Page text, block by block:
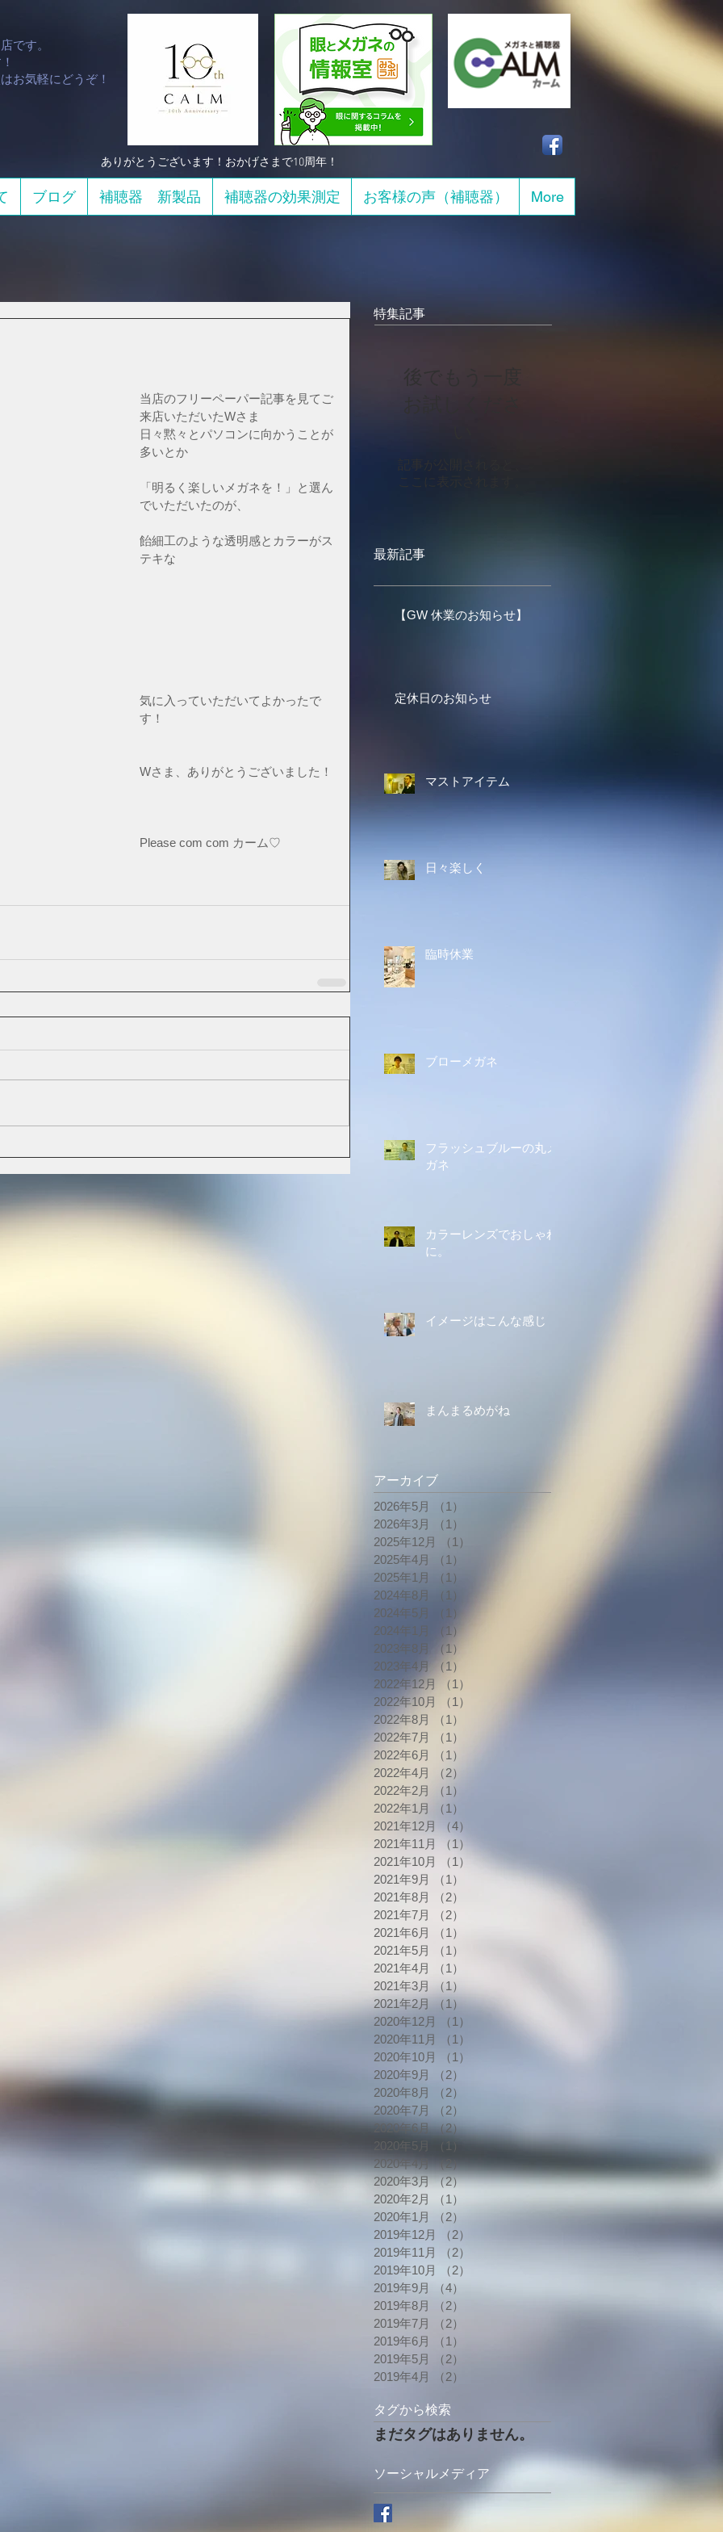
です。
お気軽にどうぞ！
ブログ 補聴器 新製品 補聴器の効果測定 お客様の声（補聴器） More
​ありがとうございます！おかげさまで10周年！
当店のフリーペーパー記事を見てご
来店いただいたWさま
日々黙々とパソコンに向かうことが
多いとか
「明るく楽しいメガネを！」と選ん
でいただいたのが、
飴細工のような透明感とカラーがス
テキな
気に入っていただいてよかったで
す！
Wさま、ありがとうございました！
Please com com カーム♡
特集記事
ここに表示されます。
最新記事
【GW 休業のお知らせ】
定休日のお知らせ
マストアイテム
日々楽しく
臨時休業
ブローメガネ
フラッシュブルーの丸メ
ガネ
カラーレンズでおしゃれ
に。
イメージはこんな感じ
まんまるめがね
アーカイブ
2026年5月
（1）
2026年3月
（1）
2025年12月
（1）
2025年4月
（1）
2025年1月
（1）
2024年8月
（1）
2024年5月
（1）
2024年1月
（1）
2023年8月
（1）
2023年4月
（1）
2022年12月
（1）
2022年10月
（1）
2022年8月
（1）
2022年7月
（1）
2022年6月
（1）
2022年4月
（2）
2022年2月
（1）
2022年1月
（1）
2021年12月
（4）
2021年11月
（1）
2021年10月
（1）
2021年9月
（1）
2021年8月
（2）
2021年7月
（2）
2021年6月
（1）
2021年5月
（1）
2021年4月
（1）
2021年3月
（1）
2021年2月
（1）
2020年12月
（1）
2020年11月
（1）
2020年10月
（1）
2020年9月
（2）
2020年8月
（2）
2020年7月
（2）
2020年6月 （2）2件の記事
2020年5月
（1）
1件の記事
2020年4月 （2）2件の記事
2020年3月 （2）2件の記事
2020年2月
（1）
2020年1月
（2）
2019年12月
（2）
2019年11月
（2）
2019年10月
（2）
2019年9月
（4）
2019年8月
（2）
2019年7月
（2）
2019年6月
（1）
2019年5月
（2）
2019年4月
（2）
タグから検索
まだタグはありません。
ソーシャルメディア